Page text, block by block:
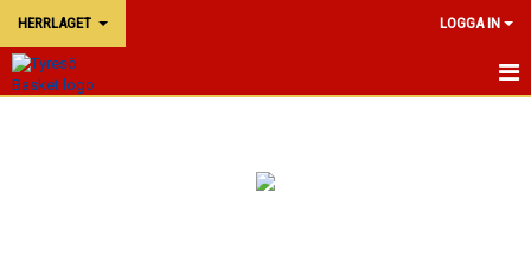
HERRLAGET LOGGA IN